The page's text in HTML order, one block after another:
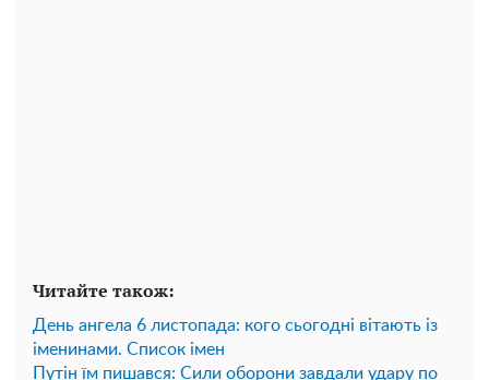
Читайте також:
День ангела 6 листопада: кого сьогодні вітають із
іменинами. Список імен
Путін їм пишався: Сили оборони завдали удару по